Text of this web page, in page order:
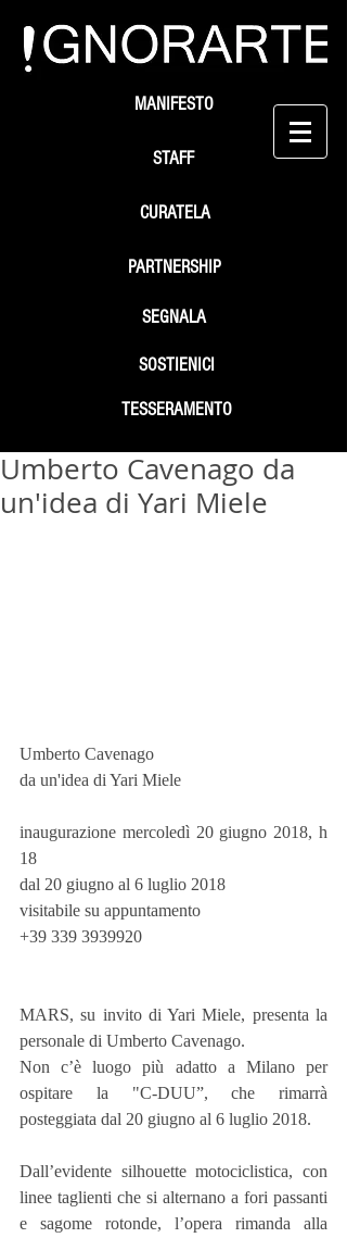
STAFF
SEGNALA
SOSTIENICI
MANIFESTO
PARTNERSHIP
TESSERAMENTO
CURATELA
Umberto Cavenago da
un'idea di Yari Miele
Umberto Cavenago
da un'idea di Yari Miele
inaugurazione mercoledì 20 giugno 2018, h
18
dal 20 giugno al 6 luglio 2018
visitabile su appuntamento
+39 339 3939920
MARS, su invito di Yari Miele, presenta la
personale di Umberto Cavenago.
Non c’è luogo più adatto a Milano per
ospitare la "C-DUU”, che rimarrà
posteggiata dal 20 giugno al 6 luglio 2018.
Dall’evidente silhouette motociclistica, con
linee taglienti che si alternano a fori passanti
e sagome rotonde, l’opera rimanda alla